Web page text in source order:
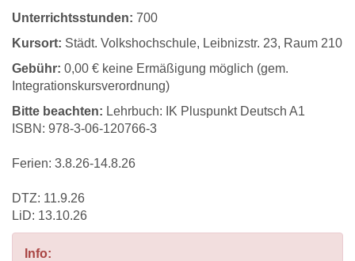
Unterrichtsstunden: 700
Kursort: Städt. Volkshochschule, Leibnizstr. 23, Raum 210
Gebühr: 0,00 € keine Ermäßigung möglich (gem.
Integrationskursverordnung)
Bitte beachten: Lehrbuch: IK Pluspunkt Deutsch A1
ISBN: 978-3-06-120766-3
Ferien: 3.8.26-14.8.26
DTZ: 11.9.26
LiD: 13.10.26
Info: